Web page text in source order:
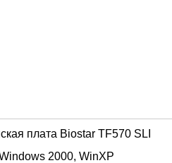
плата Biostar TF570 SLI
2000, WinXP